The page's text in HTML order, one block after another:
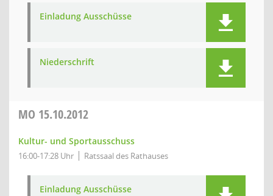
Einladung Ausschüsse
Niederschrift
MO 15.10.2012
Kultur- und Sportausschuss
16:00-17:28 Uhr Ratssaal des Rathauses
Einladung Ausschüsse